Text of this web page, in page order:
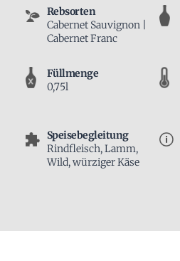
Rebsorten
Cabernet Sauvignon |
Cabernet Franc
Füllmenge
0,75l
Speisebegleitung
Rindfleisch, Lamm,
Wild, würziger Käse